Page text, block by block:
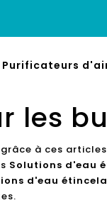
Purificateurs
les
à ces
Solutions d'eau
d'eau